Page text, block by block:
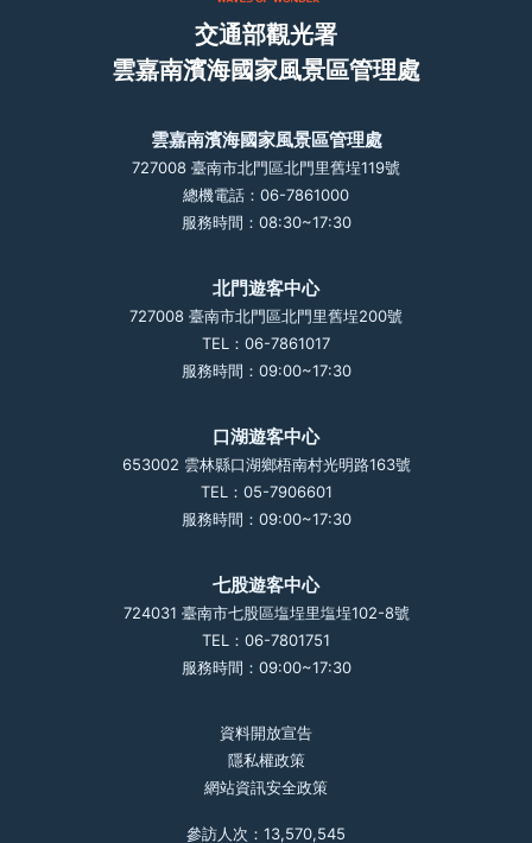
交通部觀光署
雲嘉南濱海國家風景區管理處
雲嘉南濱海國家風景區管理處
727008 臺南市北門區北門里舊埕119號
總機電話：06-7861000
服務時間：08:30~17:30
北門遊客中心
727008 臺南市北門區北門里舊埕200號
TEL：06-7861017
服務時間：09:00~17:30
口湖遊客中心
653002 雲林縣口湖鄉梧南村光明路163號
TEL：05-7906601
服務時間：09:00~17:30
七股遊客中心
724031 臺南市七股區塩埕里塩埕102-8號
TEL：06-7801751
服務時間：09:00~17:30
資料開放宣告
隱私權政策
網站資訊安全政策
參訪人次：13,570,545